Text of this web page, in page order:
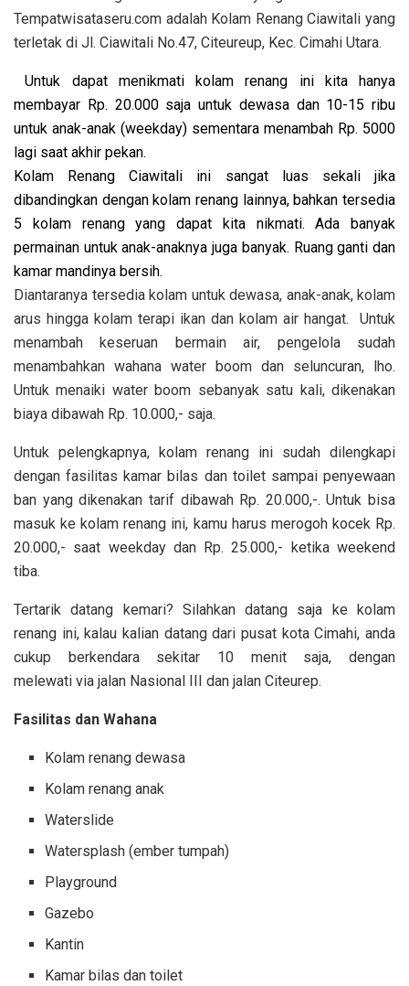
Tempatwisataseru.com adalah Kolam Renang Ciawitali yang
terletak di Jl. Ciawitali No.47, Citeureup, Kec. Cimahi Utara.
Untuk dapat menikmati kolam renang ini kita hanya
membayar Rp. 20.000 saja untuk dewasa dan 10-15 ribu
untuk anak-anak (weekday) sementara menambah Rp. 5000
lagi saat akhir pekan.
Kolam Renang Ciawitali ini sangat luas sekali jika
dibandingkan dengan kolam renang lainnya, bahkan tersedia
5 kolam renang yang dapat kita nikmati.Ada banyak
permainan untuk anak-anaknya juga banyak. Ruang ganti dan
kamar mandinya bersih.
Diantaranya tersedia kolam untuk dewasa, anak-anak, kolam
arus hingga kolam terapi ikan dan kolam air hangat. Untuk
menambah keseruan bermain air, pengelola sudah
menambahkan wahana water boom dan seluncuran, lho.
Untuk menaiki water boom sebanyak satu kali, dikenakan
biaya dibawah Rp. 10.000,- saja.
Untuk pelengkapnya, kolam renang ini sudah dilengkapi
dengan fasilitas kamar bilas dan toilet sampai penyewaan
ban yang dikenakan tarif dibawah Rp. 20.000,-. Untuk bisa
masuk ke kolam renang ini, kamu harus merogoh kocek Rp.
20.000,- saat weekday dan Rp. 25.000,- ketika weekend
tiba.
Tertarik datang kemari? Silahkan datang saja ke kolam
renang ini, kalau kalian datang dari pusat kota Cimahi, anda
cukup berkendara sekitar 10 menit saja, dengan
melewati via jalan Nasional III dan jalan Citeurep.
Fasilitas dan Wahana
Kolam renang dewasa
Kolam renang anak
Waterslide
Watersplash (ember tumpah)
Playground
Gazebo
Kantin
Kamar bilas dan toilet